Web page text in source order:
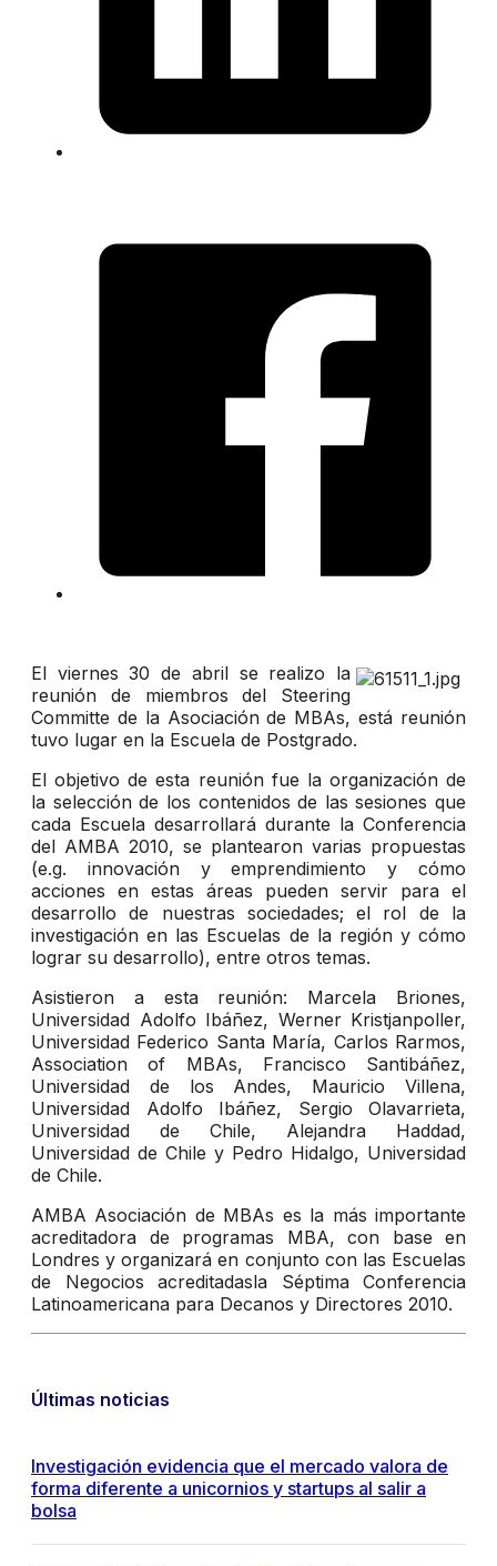
El viernes 30 de abril se realizo la
reunión de miembros del Steering
Committe de la Asociación de MBAs, está reunión
tuvo lugar en la Escuela de Postgrado.
El objetivo de esta reunión fue la organización de
la selección de los contenidos de las sesiones que
cada Escuela desarrollará durante la Conferencia
del AMBA 2010, se plantearon varias propuestas
(e.g. innovación y emprendimiento y cómo
acciones en estas áreas pueden servir para el
desarrollo de nuestras sociedades; el rol de la
investigación en las Escuelas de la región y cómo
lograr su desarrollo), entre otros temas.
Asistieron a esta reunión: Marcela Briones,
Universidad Adolfo Ibáñez, Werner Kristjanpoller,
Universidad Federico Santa María, Carlos Rarmos,
Association of MBAs, Francisco Santibáñez,
Universidad de los Andes, Mauricio Villena,
Universidad Adolfo Ibáñez, Sergio Olavarrieta,
Universidad de Chile, Alejandra Haddad,
Universidad de Chile y Pedro Hidalgo, Universidad
de Chile.
AMBA Asociación de MBAs es la más importante
acreditadora de programas MBA, con base en
Londres y organizará en conjunto con las Escuelas
de Negocios acreditadasla Séptima Conferencia
Latinoamericana para Decanos y Directores 2010.
Últimas noticias
Investigación evidencia que el mercado valora de
forma diferente a unicornios y startups al salir a
bolsa